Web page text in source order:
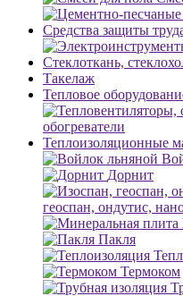
Средства защиты
Стеклоткань,
Такелаж
Тепловое
обогреватели
Теплоизоляционные
Дорнит
геоспан, ондутис,
Пакля
Термоком